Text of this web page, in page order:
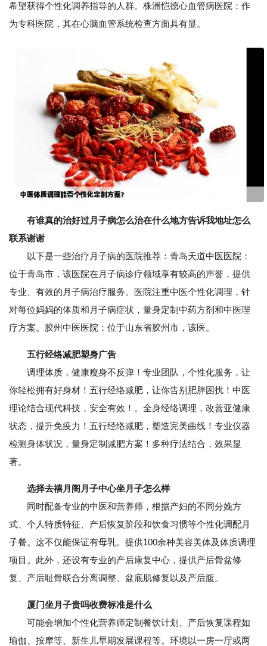
希望获得个性化调养指导的人群。株洲恺德心血管病医院：作
为专科医院，其在心脑血管系统检查方面具有显。
有谁真的治好过月子病怎么治在什么地方告诉我地址怎么
联系谢谢
以下是一些治疗月子病的医院推荐：青岛天道中医医院：
位于青岛市，该医院在月子病诊疗领域享有较高的声誉，提供
专业、有效的月子病治疗服务。医院注重中医个性化调理，针
对每位妈妈的体质和月子病症状，量身定制中药方剂和中医理
疗方案。胶州中医医院：位于山东省胶州市，该医。
五行经络减肥塑身广吿
调理体质，健康瘦身不反弹！专业团队，个性化服务，让
你轻松拥有好身材！五行经络减肥，让你告别肥胖困扰！中医
理论结合现代科技，安全有效！。全身经络调理，改善亚健康
状态，提升免疫力！五行经络减肥，塑造完美曲线！专业仪器
检测身体状况，量身定制减肥方案！多种疗法结合，效果显
著。
选择去禧月阁月子中心坐月子怎么样
同时配备专业的中医和营养师，根据产妇的不同分娩方
式、个人特质特征、产后恢复阶段和饮食习惯等个性化调配月
子餐。这不仅能保证有母乳。提供100余种美容美体及体质调理
项目。此外，还设有专业的产后康复中心，提供产后骨盆修
复、产后耻骨联合分离调整、盆底肌修复以及产后腹。
厦门坐月子贵吗收费标准是什么
可能会增加个性化营养师定制餐饮计划、产后恢复课程如
瑜伽、按摩等、新生儿早期发展课程等。环境以一房一厅或两